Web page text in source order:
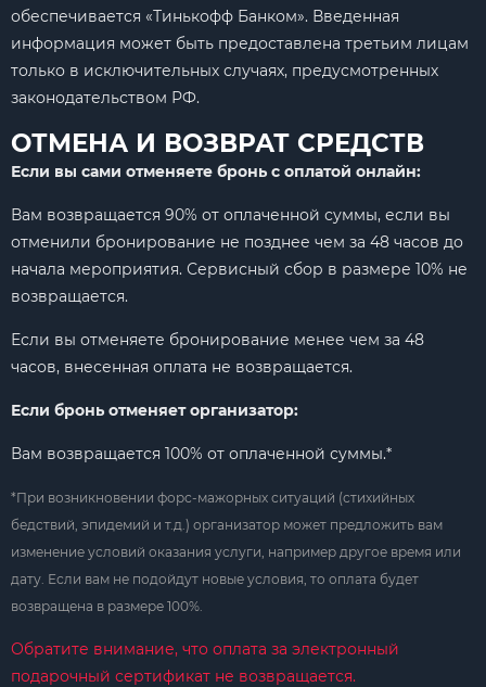
обеспечивается «Тинькофф Банком». Введенная
информация может быть предоставлена третьим лицам
только в исключительных случаях, предусмотренных
законодательством РФ.
ОТМЕНА И ВОЗВРАТ СРЕДСТВ
Если вы сами отменяете бронь с оплатой онлайн:
Вам возвращается 90% от оплаченной суммы, если вы
отменили бронирование не позднее чем за 48 часов до
начала мероприятия. Сервисный сбор в размере 10% не
возвращается.
Если вы отменяете бронирование менее чем за 48
часов, внесенная оплата не возвращается.
Если бронь отменяет организатор:
Вам возвращается 100% от оплаченной суммы.*
*При возникновении форс-мажорных ситуаций (стихийных
бедствий, эпидемий и т.д.) организатор может предложить вам
изменение условий оказания услуги, например другое время или
дату. Если вам не подойдут новые условия, то оплата будет
возвращена в размере 100%.
Обратите внимание, что оплата за электронный
подарочный сертификат не возвращается.